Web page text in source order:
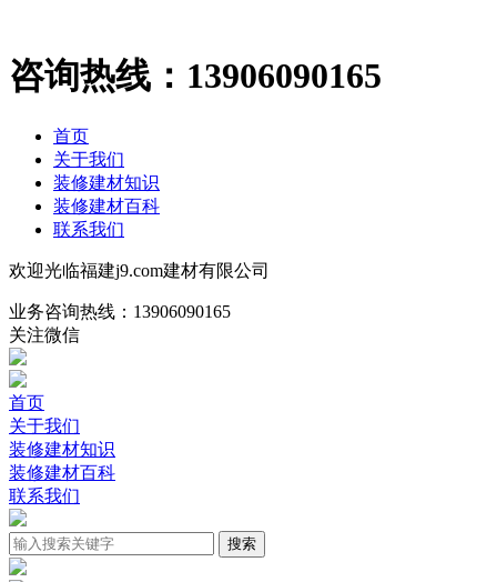
咨询热线： 13906090165
首页
关于我们
装修建材知识
装修建材百科
联系我们
欢迎光临福建j9.com建材有限公司
业务咨询热线： 13906090165
关注微信
首页
关于我们
装修建材知识
装修建材百科
联系我们